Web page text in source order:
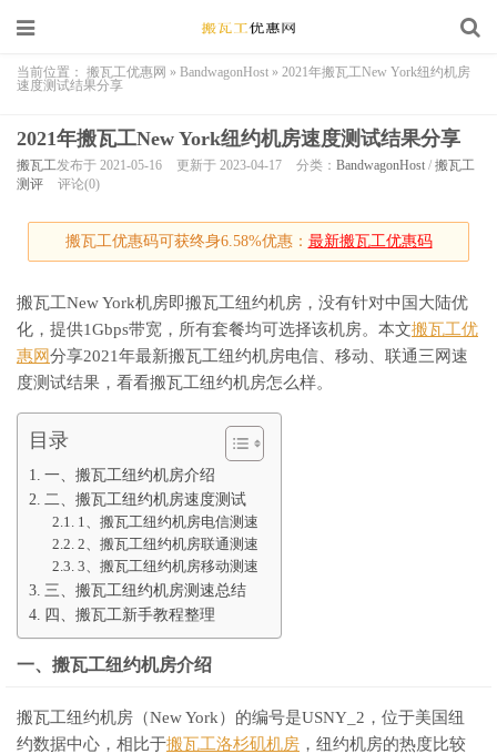
当前位置： 搬瓦工优惠网 » BandwagonHost » 2021年搬瓦工New York纽约机房
速度测试结果分享
2021年搬瓦工New York纽约机房速度测试结果分享
搬瓦工发布于 2021-05-16 更新于 2023-04-17 分类： BandwagonHost / 搬瓦工
测评
评论(0)
搬瓦工优惠码可获终身6.58%优惠： 最新搬瓦工优惠码
搬瓦工New York机房即搬瓦工纽约机房，没有针对中国大陆优
化，提供1Gbps带宽，所有套餐均可选择该机房。本文搬瓦工优
惠网分享2021年最新搬瓦工纽约机房电信、移动、联通三网速
度测试结果，看看搬瓦工纽约机房怎么样。
目录
一、搬瓦工纽约机房介绍
二、搬瓦工纽约机房速度测试
1、搬瓦工纽约机房电信测速
2、搬瓦工纽约机房联通测速
3、搬瓦工纽约机房移动测速
三、搬瓦工纽约机房测速总结
四、搬瓦工新手教程整理
一、搬瓦工纽约机房介绍
搬瓦工纽约机房（New York）的编号是USNY_2，位于美国纽
约数据中心，相比于搬瓦工洛杉矶机房 ，纽约机房的热度比较